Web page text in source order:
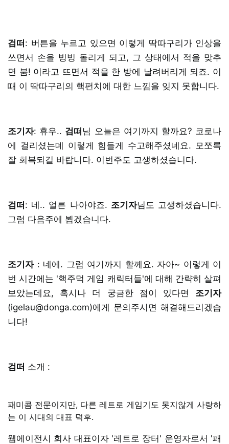
검떠: 버튼을 누르고 있으면 이렇게 딱따구리가 인상을
쓰면서 손을 빙빙 돌리게 되고, 그 상태에서 적을 맞추
면 붐! 이라고 뜨면서 적을 한 방에 날려버리게 되죠. 이
때 이 딱따구리의 핵펀치에 대한 느낌을 잊지 못합니다.
조기자: 휴우.. 검떠 님 오늘은 여기까지 할까요? 코로나
에 걸리셨는데 이렇게 힘들게 수고해주셨네요. 모쪼록
잘 회복되길 바랍니다. 이번주도 고생하셨습니다.
검떠: 네.. 얼른 나아야죠. 조기자님도 고생하셨습니다.
그럼 다음주에 뵙겠습니다.
조기자: 네에. 그럼 여기까지 할께요. 자아~ 이렇게 이
번 시간에는 '핵주먹 게임 캐릭터들'에 대해 간략히 살펴
보았는데요, 혹시나 더 궁금한 점이 있다면 조기자
(igelau@donga.com)에게 문의주시면 해결해드리겠습
니다!
검떠 소개 :
패미콤 전문이지만, 다른 레트로 게임기도 못지않게 사랑하
는 이 시대의 대표 덕후.
웹에이전시 회사 대표이자 '레트로 장터' 운영자로서 '패